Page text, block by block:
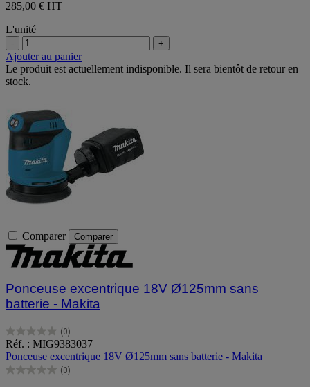
285,00 € HT
L'unité
- +
Ajouter au panier
Le produit est actuellement indisponible. Il sera bientôt de retour en
stock.
Comparer Comparer
Ponceuse excentrique 18V Ø125mm sans
batterie - Makita
(0)
0.0
sur
5
étoiles.
Réf. : MIG9383037
Ponceuse excentrique 18V Ø125mm sans batterie - Makita
(0)
0.0